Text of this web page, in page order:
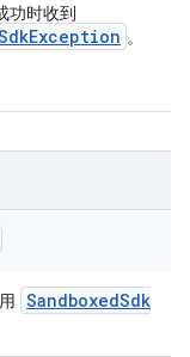
功时收到
Exception 。
SandboxedSdk